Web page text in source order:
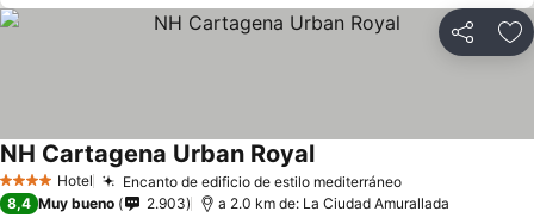
Compartir
4 EstrellasHotel Encanto de edificio de estilo mediterráneo
NH Cartagena Urban Royal
8,4 Muy bueno 2.903 a 2.0 km de: La Ciudad Amurallada